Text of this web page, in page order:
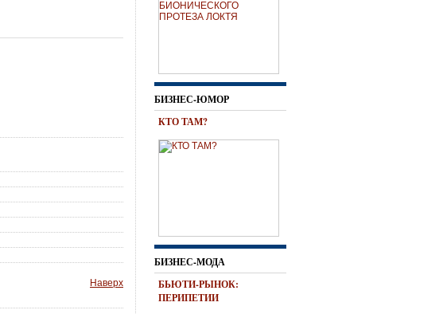
Наверх
БИЗНЕС-ЮМОР
КТО ТАМ?
БИЗНЕС-МОДА
БЬЮТИ-РЫНОК:
ПЕРИПЕТИИ